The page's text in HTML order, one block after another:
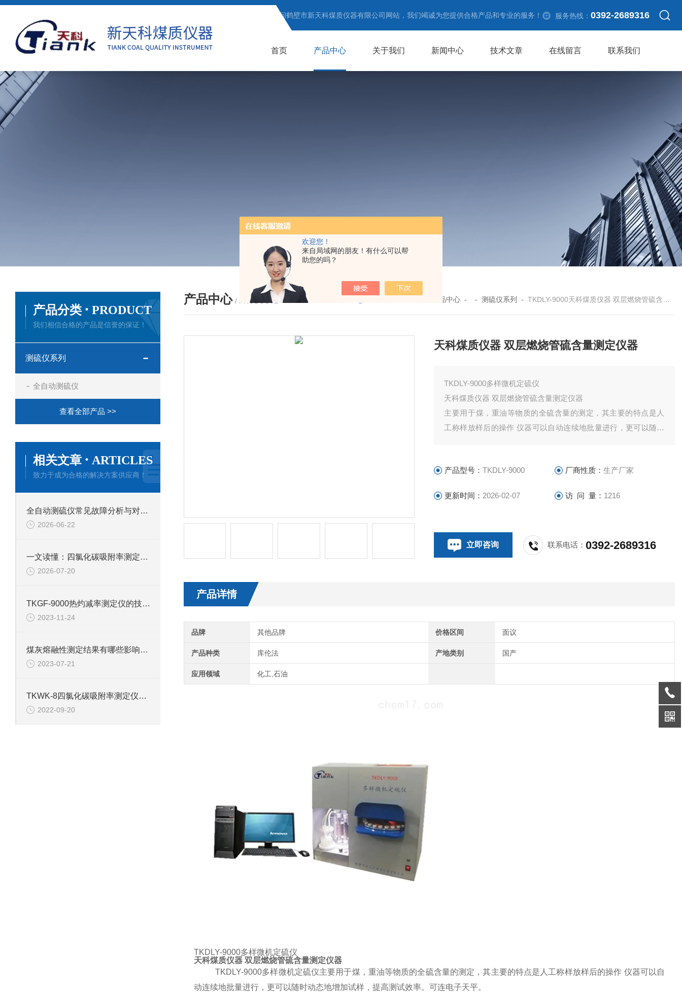
欢迎您！
来自局域网的朋友！有什么可以帮
助您的吗？
欢迎访问鹤壁市新天科煤质仪器有限公司网站，我们竭诚为您提供合格产品和专业的服务！ 服务热线： 0392-2689316
首页 产品中心 关于我们 新闻中心 技术文章 在线留言 联系我们
产品中心 / PRODUCTS 产品中心 - -测硫仪系列 -TKDLY-9000天科煤质仪器 双层燃烧管硫含量测定仪器
天科煤质仪器 双层燃烧管硫含量测定仪器
TKDLY-9000多样微机定硫仪
天科煤质仪器 双层燃烧管硫含量测定仪器
主要用于煤，重油等物质的全硫含量的测定，其主要的特点是人
工称样放样后的操作 仪器可以自动连续地批量进行，更可以随时
产品型号：TKDLY-9000 厂商性质： 生产厂家
更新时间： 2026-02-07 访 问 量： 1216
立即咨询 联系电话：0392-2689316
产品详情
品牌 其他品牌 价格区间 面议
产品种类 库伦法 产地类别 国产
应用领域 化工,石油
TKDLY-9000多样微机定硫仪
天科煤质仪器 双层燃烧管硫含量测定仪器
TKDLY-9000多样微机定硫仪主要用于煤，重油等物质的全硫含量的测定，其主要的特点是人工称样放样后的操作 仪器可以自
动连续地批量进行，更可以随时动态地增加试样，提高测试效率。可连电子天平。
产品分类 · PRODUCT
我们相信合格的产品是信誉的保证！
测硫仪系列
全自动测硫仪
查看全部产品 >>
相关文章 · ARTICLES
致力于成为合格的解决方案供应商！
全自动测硫仪常见故障分析与对应解决策略分享
2026-06-22
一文读懂：四氯化碳吸附率测定仪的正确使用方法与避坑技巧
2026-07-20
TKGF-9000热灼减率测定仪的技术参数和功能
2023-11-24
煤灰熔融性测定结果有哪些影响因素
2023-07-21
TKWK-8四氯化碳吸附率测定仪产品介绍
2022-09-20